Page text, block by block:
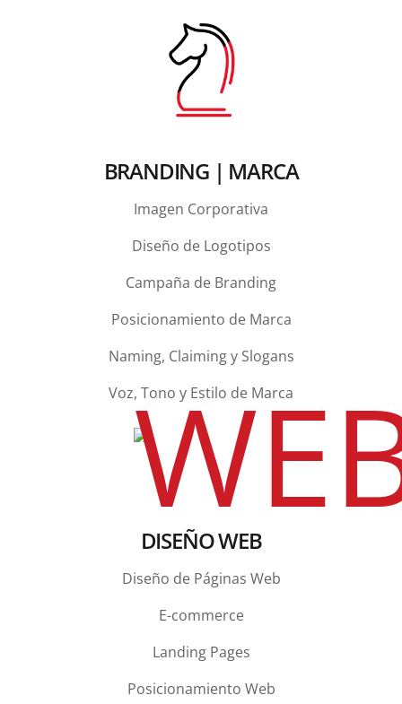
BRANDING | MARCA
Imagen Corporativa
Diseño de Logotipos
Campaña de Branding
Posicionamiento de Marca
Naming, Claiming y Slogans
Voz, Tono y Estilo de Marca
DISEÑO WEB
Diseño de Páginas Web
E-commerce
Landing Pages
Posicionamiento Web